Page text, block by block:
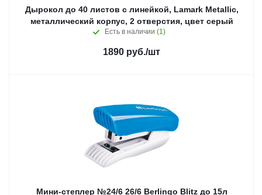
Дырокол до 40 листов с линейкой, Lamark Metallic,
металлический корпус, 2 отверстия, цвет серый
Есть в наличии (1)
1890 руб./шт
Мини-степлер №24/6 26/6 Berlingo Blitz до 15л